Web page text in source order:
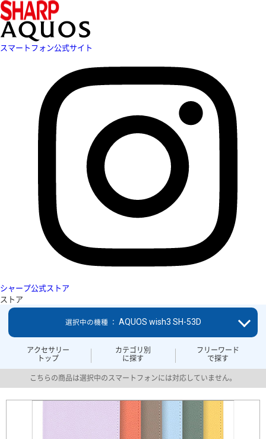
スマートフォン公式サイト
シャープ公式ストア
ストア
アクセサリー
トップ
カテゴリ別
に探す
フリーワード
で探す
選択中の機種 ： AQUOS wish3 SH-53D
こちらの商品は選択中のスマートフォンには対応していません。